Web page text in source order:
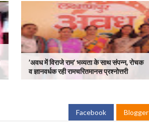
’अवध में विराजे राम’ भव्यता के साथ संपन्न, रोचक
व ज्ञानवर्धक रही रामचरितमानस प्रश्नोत्तरी
Facebook Blogger